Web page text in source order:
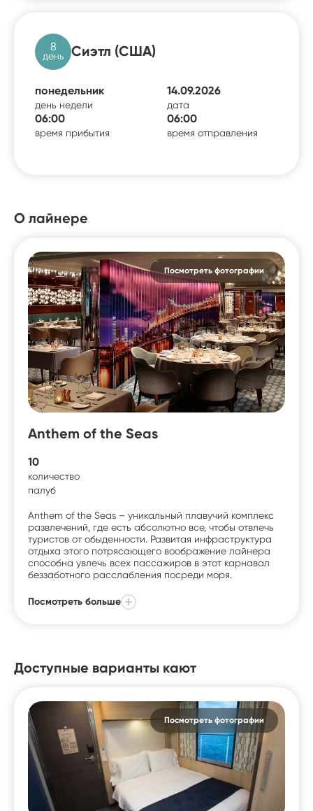
8
день Сиэтл (США)
понедельник
день недели
14.09.2026
дата
06:00
время прибытия
06:00
время отправления
О лайнере
Посмотреть фотографии
Anthem of the Seas
10
количество
палуб
Anthem of the Seas – уникальный плавучий комплекс
развлечений, где есть абсолютно все, чтобы отвлечь
туристов от обыденности. Развитая инфраструктура
отдыха этого потрясающего воображение лайнера
способна увлечь всех пассажиров в этот карнавал
беззаботного расслабления посреди моря.
Посмотреть больше
Доступные варианты кают
Посмотреть фотографии